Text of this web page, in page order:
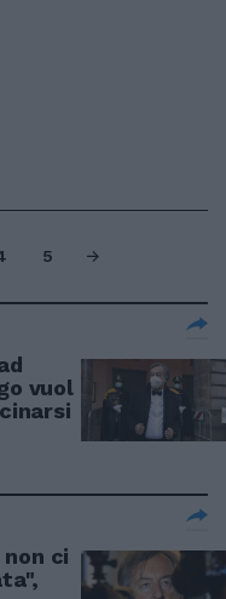
5
vuol
ci